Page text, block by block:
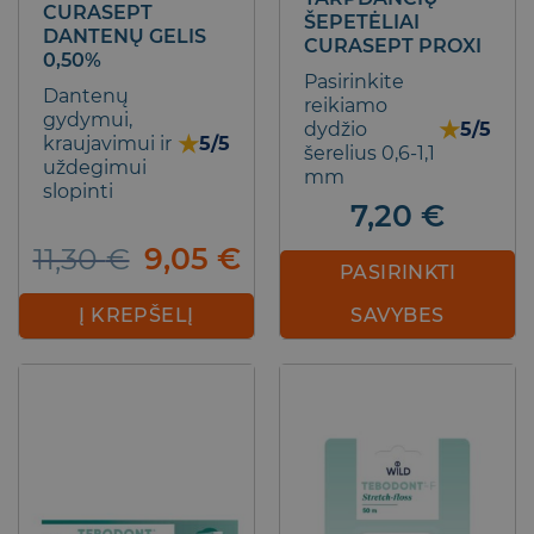
CURASEPT
DANTENŲ GELIS
0,50%
Dantenų
gydymui,
kraujavimui ir
uždegimui
slopinti
★5/5
11,30€ Original
price
was:
11,30 €.
9,05 €Current
price
9,05 €.
Į KREPŠELĮ
ŠEPETĖLIAI
CURASEPT PROXI
Pasirinkite
reikiamo
dydžio
šerelius 0,6-1,1
mm
★5/5
7,20 €
PASIRINKTI
SAVYBES
The
options
may